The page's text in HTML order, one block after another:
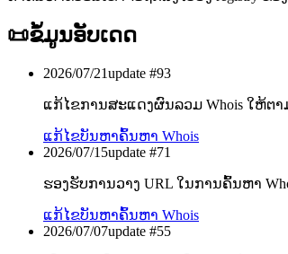
📜ຂໍ້ມູນອັບເດດ
2026/07/21update #93
ແກ້ໄຂການສະແດງຜົນລວມ Whois ໃຫ້ຕ
ແກ້ໄຂບັນຫາຄົ້ນຫາ Whois
2026/07/15update #71
ຮອງຮັບການວາງ URL ໃນການຄົ້ນຫາ
ແກ້ໄຂບັນຫາຄົ້ນຫາ Whois
2026/07/07update #55